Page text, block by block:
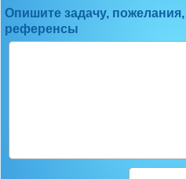
Опишите задачу,
референсы